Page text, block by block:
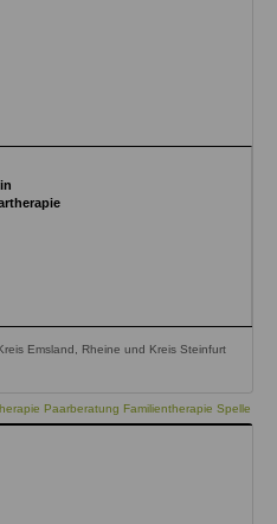
Emsland, Rheine und Kreis Steinfurt
Paarberatung Familientherapie Spelle